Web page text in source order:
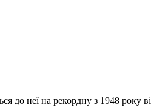
до неї на рекордну з 1948